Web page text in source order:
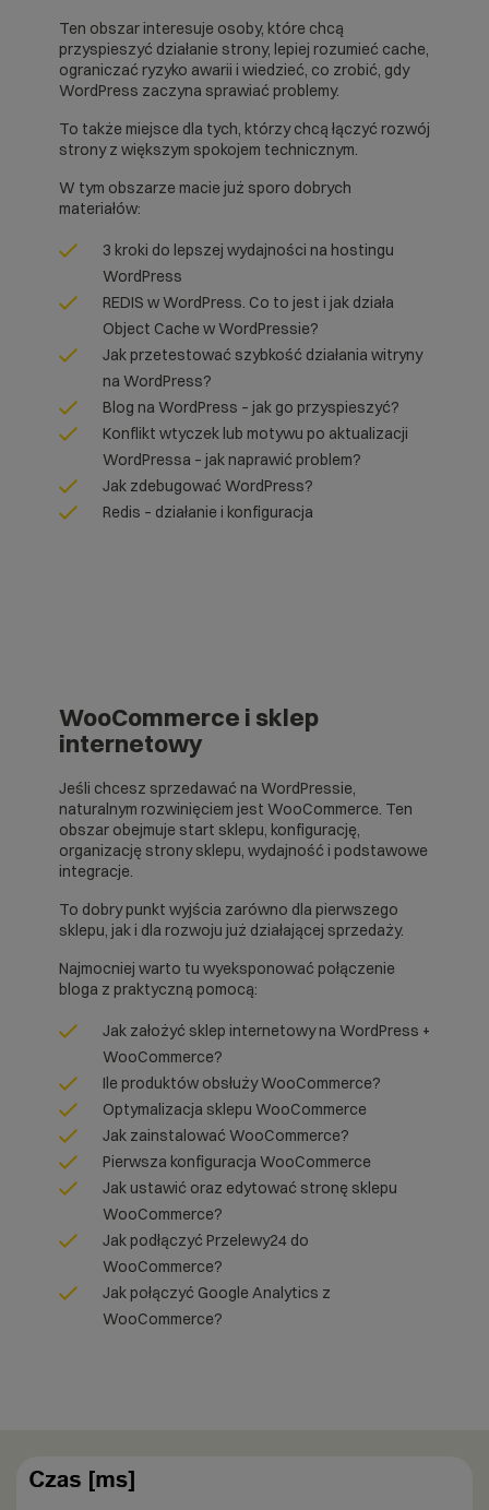
Ten obszar interesuje osoby, które chcą
przyspieszyć działanie strony, lepiej rozumieć cache,
ograniczać ryzyko awarii i wiedzieć, co zrobić, gdy
WordPress zaczyna sprawiać problemy.
To także miejsce dla tych, którzy chcą łączyć rozwój
strony z większym spokojem technicznym.
W tym obszarze macie już sporo dobrych
materiałów:
3 kroki do lepszej wydajności na hostingu
WordPress
REDIS w WordPress. Co to jest i jak działa
Object Cache w WordPressie?
Jak przetestować szybkość działania witryny
na WordPress?
Blog na WordPress – jak go przyspieszyć?
Konflikt wtyczek lub motywu po aktualizacji
WordPressa – jak naprawić problem?
Jak zdebugować WordPress?
Redis – działanie i konfiguracja
WooCommerce i sklep
internetowy
Jeśli chcesz sprzedawać na WordPressie,
naturalnym rozwinięciem jest WooCommerce. Ten
obszar obejmuje start sklepu, konfigurację,
organizację strony sklepu, wydajność i podstawowe
integracje.
To dobry punkt wyjścia zarówno dla pierwszego
sklepu, jak i dla rozwoju już działającej sprzedaży.
Najmocniej warto tu wyeksponować połączenie
bloga z praktyczną pomocą:
Jak założyć sklep internetowy na WordPress +
WooCommerce?
Ile produktów obsłuży WooCommerce?
Optymalizacja sklepu WooCommerce
Jak zainstalować WooCommerce?
Pierwsza konfiguracja WooCommerce
Jak ustawić oraz edytować stronę sklepu
WooCommerce?
Jak podłączyć Przelewy24 do
WooCommerce?
Jak połączyć Google Analytics z
WooCommerce?